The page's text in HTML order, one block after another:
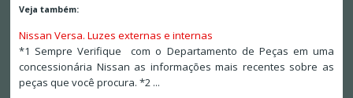
Veja também:
Nissan Versa. Luzes externas e internas
*1 Sempre Verifique com o Departamento de Peças em uma
concessionária Nissan as informações mais recentes sobre as
peças que você procura. *2 ...